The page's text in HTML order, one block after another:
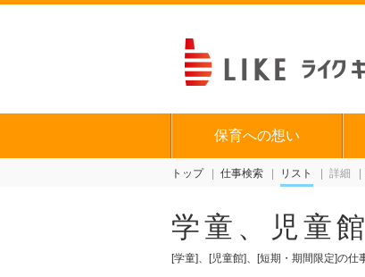
保育への想い
トップ 仕事検索 リスト 詳細
学童、児童
[学童]、[児童館]、[短期・期間限定]の仕